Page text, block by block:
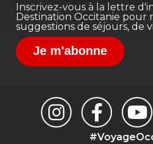
Inscrivez-vous à la lettre
Destination Occitanie pour
suggestions de séjours, de
Je m'abonne